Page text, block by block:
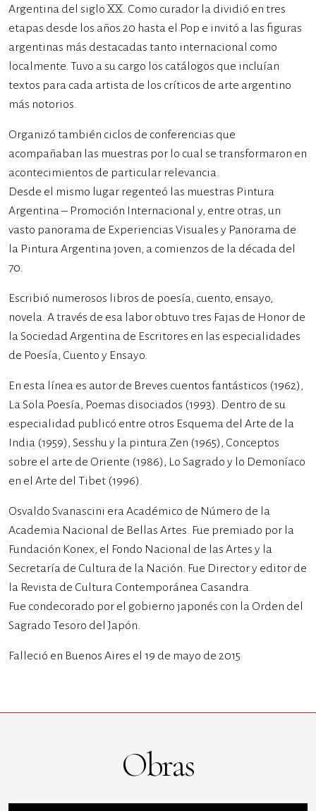
Argentina del siglo XX. Como curador la dividió en tres
etapas desde los años 20 hasta el Pop e invitó a las figuras
argentinas más destacadas tanto internacional como
localmente. Tuvo a su cargo los catálogos que incluían
textos para cada artista de los críticos de arte argentino
más notorios.
Organizó también ciclos de conferencias que
acompañaban las muestras por lo cual se transformaron en
acontecimientos de particular relevancia.
Desde el mismo lugar regenteó las muestras Pintura
Argentina – Promoción Internacional y, entre otras, un
vasto panorama de Experiencias Visuales y Panorama de
la Pintura Argentina joven, a comienzos de la década del
70.
Escribió numerosos libros de poesía, cuento, ensayo,
novela. A través de esa labor obtuvo tres Fajas de Honor de
la Sociedad Argentina de Escritores en las especialidades
de Poesía, Cuento y Ensayo.
En esta línea es autor de Breves cuentos fantásticos (1962),
La Sola Poesía, Poemas disociados (1993). Dentro de su
especialidad publicó entre otros Esquema del Arte de la
India (1959), Sesshu y la pintura Zen (1965), Conceptos
sobre el arte de Oriente (1986), Lo Sagrado y lo Demoníaco
en el Arte del Tibet (1996).
Osvaldo Svanascini era Académico de Número de la
Academia Nacional de Bellas Artes. Fue premiado por la
Fundación Konex, el Fondo Nacional de las Artes y la
Secretaría de Cultura de la Nación. Fue Director y editor de
la Revista de Cultura Contemporánea Casandra.
Fue condecorado por el gobierno japonés con la Orden del
Sagrado Tesoro del Japón.
Falleció en Buenos Aires el 19 de mayo de 2015
Obras